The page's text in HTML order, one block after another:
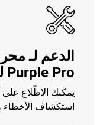
Purple Pro لمقاطع الفيديو الذكية
يمكنك الاطّلاع على
استكشاف الأخطاء